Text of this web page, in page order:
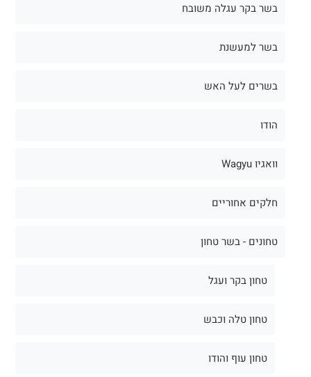
בשר בקר עגלה משובח
בשר למעשנת
בשרים לעל האש
הודו
וואגיו Wagyu
חלקים אחוריים
טחונים - בשר טחון
טחון בקר ועגל
טחון טלה וכבש
טחון עוף והודו